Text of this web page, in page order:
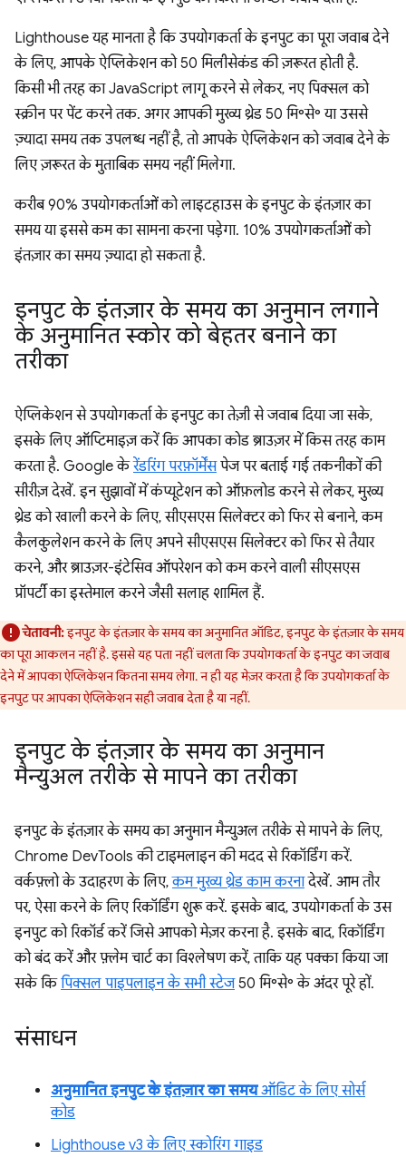
Lighthouse यह मानता है कि उपयोगकर्ता के इनपुट का पूरा जवाब देने
के लिए, आपके ऐप्लिकेशन को 50 मिलीसेकंड की ज़रूरत होती है.
किसी भी तरह का JavaScript लागू करने से लेकर, नए पिक्सल को
स्क्रीन पर पेंट करने तक. अगर आपकी मुख्य थ्रेड 50 मि॰से॰ या उससे
ज़्यादा समय तक उपलब्ध नहीं है, तो आपके ऐप्लिकेशन को जवाब देने के
लिए ज़रूरत के मुताबिक समय नहीं मिलेगा.
करीब 90% उपयोगकर्ताओं को लाइटहाउस के इनपुट के इंतज़ार का
समय या इससे कम का सामना करना पड़ेगा. 10% उपयोगकर्ताओं को
इंतज़ार का समय ज़्यादा हो सकता है.
इनपुट के इंतज़ार के समय का अनुमान लगाने
के अनुमानित स्कोर को बेहतर बनाने का
तरीका
ऐप्लिकेशन से उपयोगकर्ता के इनपुट का तेज़ी से जवाब दिया जा सके,
इसके लिए ऑप्टिमाइज़ करें कि आपका कोड ब्राउज़र में किस तरह काम
करता है. Google केरेंडरिंग परफ़ॉर्मेंसपेज पर बताई गई तकनीकों की
सीरीज़ देखें. इन सुझावों में कंप्यूटेशन को ऑफ़लोड करने से लेकर, मुख्य
थ्रेड को खाली करने के लिए, सीएसएस सिलेक्टर को फिर से बनाने, कम
कैलकुलेशन करने के लिए अपने सीएसएस सिलेक्टर को फिर से तैयार
करने, और ब्राउज़र-इंटेसिव ऑपरेशन को कम करने वाली सीएसएस
प्रॉपर्टी का इस्तेमाल करने जैसी सलाह शामिल हैं.
चेतावनी:इनपुट के इंतज़ार के समय का अनुमानित ऑडिट, इनपुट के इंतज़ार के समय
का पूरा आकलन नहीं है. इससे यह पता नहीं चलता कि उपयोगकर्ता के इनपुट का जवाब
देने में आपका ऐप्लिकेशन कितना समय लेगा. न ही यह मेज़र करता है कि उपयोगकर्ता के
इनपुट पर आपका ऐप्लिकेशन सही जवाब देता है या नहीं.
इनपुट के इंतज़ार के समय का अनुमान
मैन्युअल तरीके से मापने का तरीका
इनपुट के इंतज़ार के समय का अनुमान मैन्युअल तरीके से मापने के लिए,
Chrome DevTools की टाइमलाइन की मदद से रिकॉर्डिंग करें.
वर्कफ़्लो के उदाहरण के लिए,कम मुख्य थ्रेड काम करनादेखें. आम तौर
पर, ऐसा करने के लिए रिकॉर्डिंग शुरू करें. इसके बाद, उपयोगकर्ता के उस
इनपुट को रिकॉर्ड करें जिसे आपको मेज़र करना है. इसके बाद, रिकॉर्डिंग
को बंद करें और फ़्लेम चार्ट का विश्लेषण करें, ताकि यह पक्का किया जा
सके किपिक्सल पाइपलाइन के सभी स्टेज50 मि॰से॰ के अंदर पूरे हों.
संसाधन
अनुमानित इनपुट के इंतज़ार का समयऑडिट के लिए सोर्स
कोड
Lighthouse v3 के लिए स्कोरिंग गाइड